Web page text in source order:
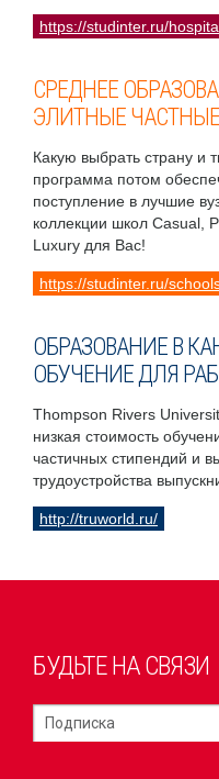
https://studinter.ru/
СРЕДНЕЕ
ЭЛИТНЫЕ
Какую выбрать страну и
программа потом
поступление в лучшие
коллекции школ Casual,
Luxury для Вас!
https://studinter.ru/
ОБРАЗОВАНИЕ В
ОБУЧЕНИЕ ДЛЯ
Thompson Rivers
низкая стоимость
частичных стипендий и
трудоустройства
http://truworld.ru/
БУДЬТЕ НА СВЯЗИ